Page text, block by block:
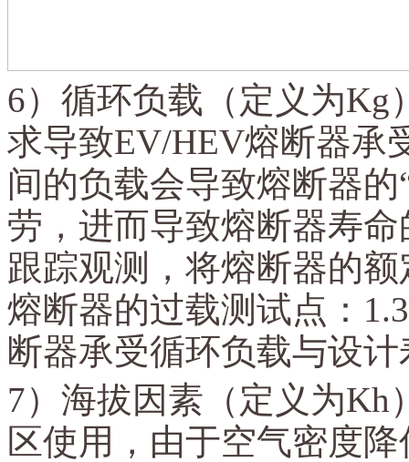
6）循环负载（定义为Kg
求导致EV/HEV熔断器承
间的负载会导致熔断器
劳，进而导致熔断器寿
跟踪观测，将熔断器的
熔断器的过载测试点：
断器承受循环负载与设
7）海拔因素（定义为Kh
区使用，由于空气密度